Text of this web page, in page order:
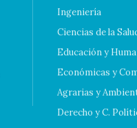
Ingeniería
Ciencias de la
Educación y
Económicas y
Agrarias y
Derecho y C.